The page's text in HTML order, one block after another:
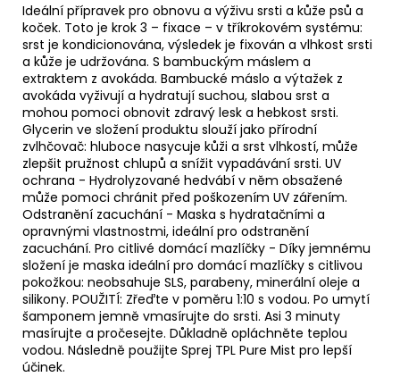
Ideální přípravek pro obnovu a výživu srsti a kůže psů a
koček. Toto je krok 3 – fixace – v tříkrokovém systému:
srst je kondicionována, výsledek je fixován a vlhkost srsti
a kůže je udržována. S bambuckým máslem a
extraktem z avokáda. Bambucké máslo a výtažek z
avokáda vyživují a hydratují suchou, slabou srst a
mohou pomoci obnovit zdravý lesk a hebkost srsti.
Glycerin ve složení produktu slouží jako přírodní
zvlhčovač: hluboce nasycuje kůži a srst vlhkostí, může
zlepšit pružnost chlupů a snížit vypadávání srsti. UV
ochrana - Hydrolyzované hedvábí v něm obsažené
může pomoci chránit před poškozením UV zářením.
Odstranění zacuchání - Maska s hydratačními a
opravnými vlastnostmi, ideální pro odstranění
zacuchání. Pro citlivé domácí mazlíčky - Díky jemnému
složení je maska ​​ideální pro domácí mazlíčky s citlivou
pokožkou: neobsahuje SLS, parabeny, minerální oleje a
silikony. POUŽITÍ: Zřeďte v poměru 1:10 s vodou. Po umytí
šamponem jemně vmasírujte do srsti. Asi 3 minuty
masírujte a pročesejte. Důkladně opláchněte teplou
vodou. Následně použijte Sprej TPL Pure Mist pro lepší
účinek.